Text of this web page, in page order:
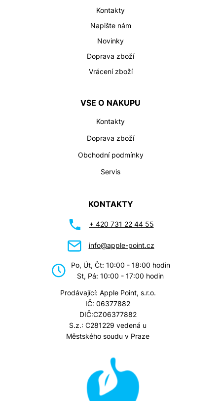
Kontakty
Napište nám
Novinky
Doprava zboží
Vrácení zboží
VŠE O NÁKUPU
Kontakty
Doprava zboží
Obchodní podmínky
Servis
KONTAKTY
+ 420 731 22 44 55
info@apple-point.cz
Po, Út, Čt: 10:00 - 18:00 hodin
St, Pá: 10:00 - 17:00 hodin
Prodávající: Apple Point, s.r.o.
IČ: 06377882
DIČ:CZ06377882
S.z.: C281229 vedená u
Městského soudu v Praze